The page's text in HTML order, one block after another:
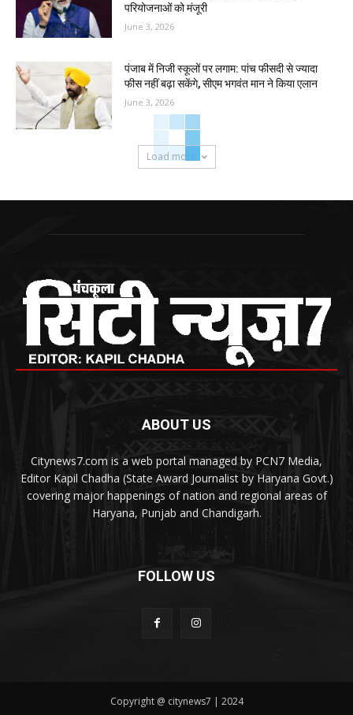
परियोजनाओं को मंजूरी
June 3, 2026
पंजाब में निजी स्कूलों पर लगाम: पांच फीसदी से ज्यादा
फीस नहीं बढ़ा सकेंगे, सीएम भगवंत मान ने किया एलान
June 3, 2026
Load more
ABOUT US
Citynews7.com is a web portal managed by PCN7 Media,
Editor Kapil Chadha (State Award Journalist by Haryana Govt.)
covering major happenings of nation and regional areas of
Haryana, Punjab and Chandigarh.
FOLLOW US
Copyright @ citynews7 | 2024